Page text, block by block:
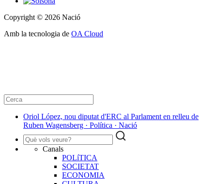
Copyright © 2026 Nació
Amb la tecnologia de OA Cloud
Oriol López, nou diputat d'ERC al Parlament en relleu de
Ruben Wagensberg · Política · Nació
Canals
POLíTICA
SOCIETAT
ECONOMIA